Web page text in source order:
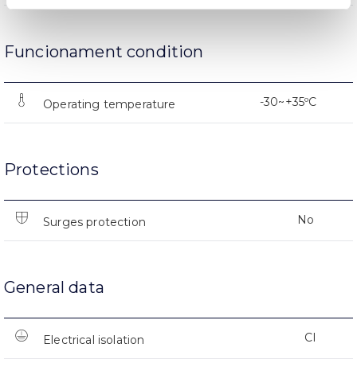
Funcionament condition
Operating temperature -30~+35ºC
Protections
Surges protection No
General data
Electrical isolation CI